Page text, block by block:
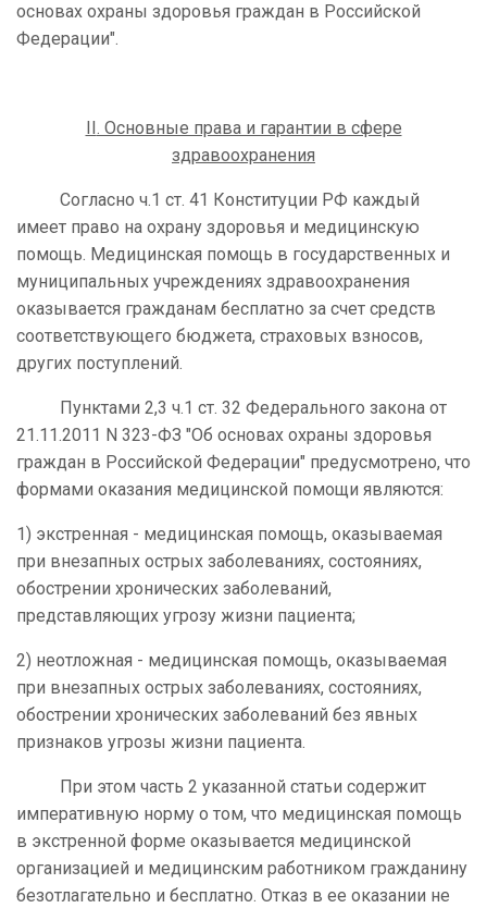
основах охраны здоровья граждан в Российской
Федерации".
II. Основные права и гарантии в сфере
здравоохранения
Согласно ч.1 ст. 41 Конституции РФ каждый
имеет право на охрану здоровья и медицинскую
помощь. Медицинская помощь в государственных и
муниципальных учреждениях здравоохранения
оказывается гражданам бесплатно за счет средств
соответствующего бюджета, страховых взносов,
других поступлений.
Пунктами 2,3 ч.1 ст. 32 Федерального закона от
21.11.2011 N 323-ФЗ "Об основах охраны здоровья
граждан в Российской Федерации" предусмотрено, что
формами оказания медицинской помощи являются:
1) экстренная - медицинская помощь, оказываемая
при внезапных острых заболеваниях, состояниях,
обострении хронических заболеваний,
представляющих угрозу жизни пациента;
2) неотложная - медицинская помощь, оказываемая
при внезапных острых заболеваниях, состояниях,
обострении хронических заболеваний без явных
признаков угрозы жизни пациента.
При этом часть 2 указанной статьи содержит
императивную норму о том, что медицинская помощь
в экстренной форме оказывается медицинской
организацией и медицинским работником гражданину
безотлагательно и бесплатно. Отказ в ее оказании не